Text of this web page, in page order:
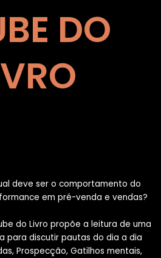
DO
deve ser o comportamento do
em pré-venda e vendas?
do Livro propõe a leitura de uma
para discutir pautas do dia a dia
Prospecção, Gatilhos mentais,